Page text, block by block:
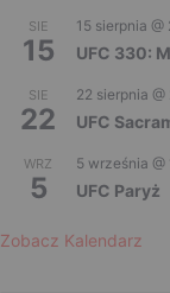
SIE
15
15 sierpnia @
UFC 330:
SIE
22
22 sierpnia
UFC
WRZ
5
5 września @
UFC Paryż
Zobacz Kalendarz